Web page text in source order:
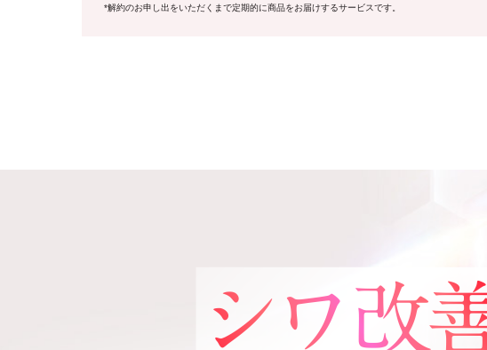
*解約のお申し出をいただくまで定期的に商品をお届けするサービスです。